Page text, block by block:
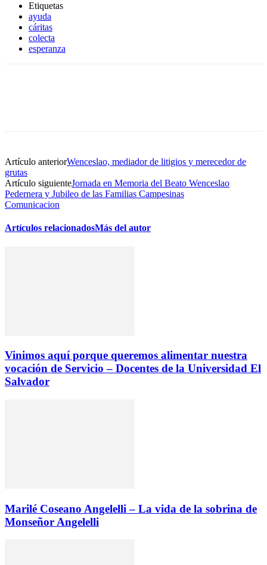
Etiquetas
ayuda
cáritas
colecta
esperanza
Artículo anteriorWenceslao, mediador de litigios y merecedor de
grutas
Artículo siguienteJornada en Memoria del Beato Wenceslao
Pedernera y Jubileo de las Familias Campesinas
Comunicacion
Artículos relacionadosMás del autor
Vinimos aquí porque queremos alimentar nuestra
vocación de Servicio – Docentes de la Universidad El
Salvador
Marilé Coseano Angelelli – La vida de la sobrina de
Monseñor Angelelli